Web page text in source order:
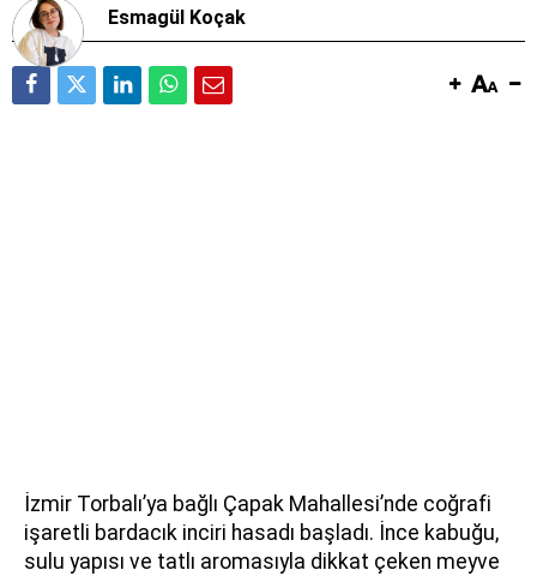
Esmagül Koçak
İzmir Torbalı’ya bağlı Çapak Mahallesi’nde coğrafi
işaretli bardacık inciri hasadı başladı. İnce kabuğu,
sulu yapısı ve tatlı aromasıyla dikkat çeken meyve